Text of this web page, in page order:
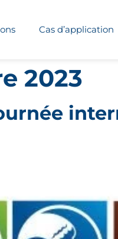
Cas d’application
2023